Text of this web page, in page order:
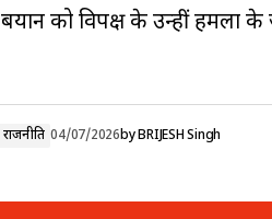
बयान को विपक्ष के उन्हीं हमलों
राजनीति 04/07/2026byBRIJESH Singh